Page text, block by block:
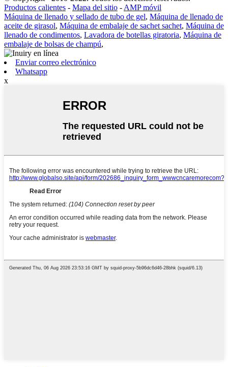
Productos calientes - Mapa del sitio - AMP móvil
Máquina de llenado y sellado de tubo de gel, Máquina de llenado de
aceite de girasol, Máquina de embalaje de sachet sachet, Máquina de
llenado de condimentos, Lavadora de botellas giratoria, Máquina de
embalaje de bolsas de champú,
Enviar correo electrónico
Whatsapp
x